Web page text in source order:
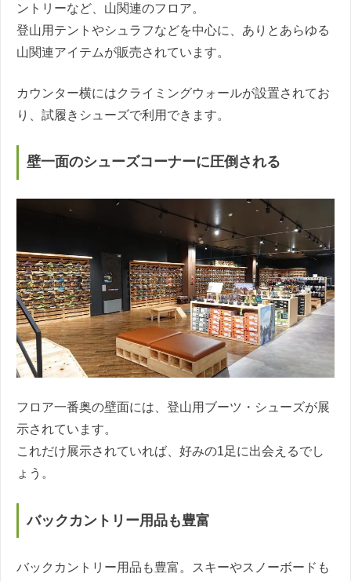
ントリーなど、山関連のフロア。
登山用テントやシュラフなどを中心に、ありとあらゆる
山関連アイテムが販売されています。
カウンター横にはクライミングウォールが設置されてお
り、試履きシューズで利用できます。
壁一面のシューズコーナーに圧倒される
フロア一番奥の壁面には、登山用ブーツ・シューズが展
示されています。
これだけ展示されていれば、好みの1足に出会えるでし
ょう。
バックカントリー用品も豊富
バックカントリー用品も豊富。スキーやスノーボードも